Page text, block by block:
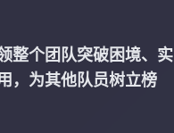
整个团队突破困境、实
，为其他队员树立榜